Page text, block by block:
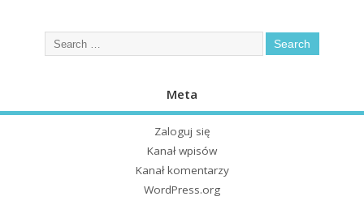
Meta
Zaloguj się
Kanał wpisów
Kanał komentarzy
WordPress.org